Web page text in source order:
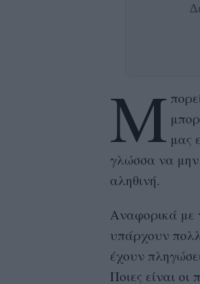
Μ μας
γλώσσα να μην
αληθινή.
Αναφορικά με
υπάρχουν
έχουν
Ποιες είναι